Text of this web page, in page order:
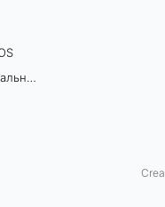
Ошибка при закрытии смены на фискальном регистраторе
Оплата подписки